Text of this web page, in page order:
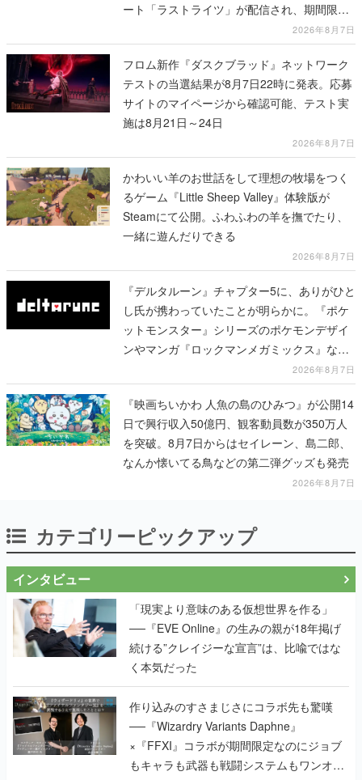
ート「ラストライツ」が配信され、期間限定
の無料プレイや過去作の無料配布も2026年8月7日
フロム新作『ダスクブラッド』ネットワーク
テストの当選結果が8月7日22時に発表。応募
サイトのマイページから確認可能、テスト実
施は8月21日～24日
2026年8月7日
かわいい羊のお世話をして理想の牧場をつく
るゲーム『Little Sheep Valley』体験版が
Steamにて公開。ふわふわの羊を撫でたり、
一緒に遊んだりできる
2026年8月7日
『デルタルーン』チャプター5に、ありがひと
し氏が携わっていたことが明らかに。『ポケ
ットモンスター』シリーズのポケモンデザイ
ンやマンガ『ロックマンメガミックス』など
2026年8月7日
『映画ちいかわ 人魚の島のひみつ』が公開14
日で興行収入50億円、観客動員数が350万人
を突破。8月7日からはセイレーン、島二郎、
なんか懐いてる鳥などの第二弾グッズも発売
2026年8月7日
カテゴリーピックアップ
インタビュー
「現実より意味のある仮想世界を作る」
──『EVE Online』の生みの親が18年掲げ
続ける”クレイジーな宣言”は、比喩ではな
く本気だった
作り込みのすさまじさにコラボ先も驚嘆
──『Wizardry Variants Daphne』
×『FFXI』コラボが期間限定なのにジョブ
もキャラも武器も戦闘システムもワンオフ